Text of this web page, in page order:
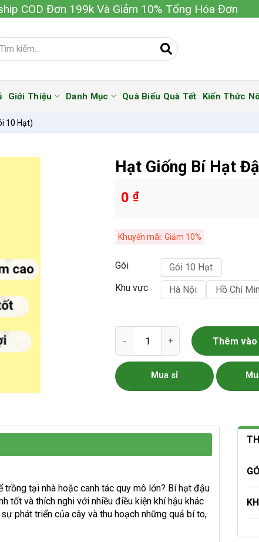
COD Đơn 199k Và Giảm 10% Tổng Hóa Đơn
Giới Thiệu Danh Mục Quà Biếu Quà Tết Kiến Thức
10 Hạt)
Hạt Giống Bí Hạt
0 ₫
Khuyến mãi: Giảm 10%
Gói
Gói 10 Hạt
Khu vực
Hà Nội Hồ Chí
Hạt Giống Bí Hạt Đậu Lai (Gói 10
Thêm vào
Mua sỉ
tại nhà hoặc canh tác quy mô lớn? Bí hạt đậu
tốt và thích nghi với nhiều điều kiện khí hậu khác
phát triển của cây và thu hoạch những quả bí to,